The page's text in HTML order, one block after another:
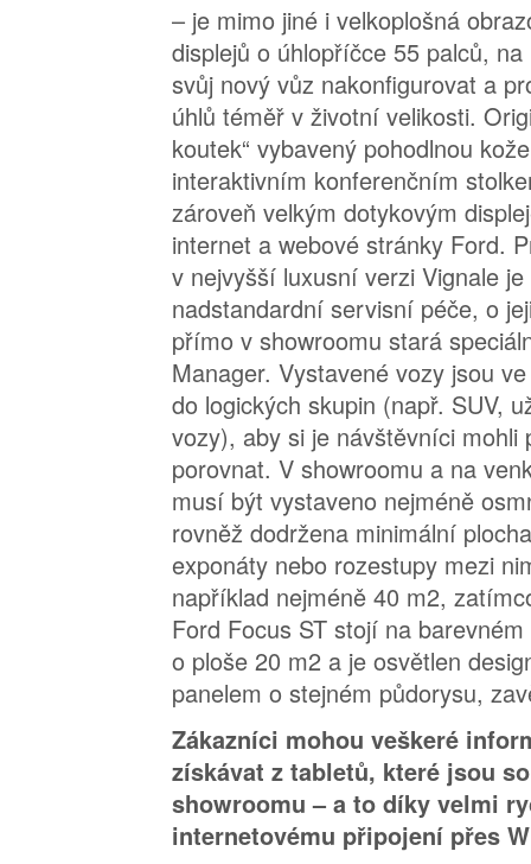
– je mimo jiné i velkoplošná
displejů o úhlopříčce 55 palců,
svůj nový vůz nakonfigurovat a
úhlů téměř v životní velikosti.
koutek“ vybavený pohodlnou
interaktivním konferenčním
zároveň velkým dotykovým
internet a webové stránky Ford.
v nejvyšší luxusní verzi Vignale
nadstandardní servisní péče, o
přímo v showroomu stará
Manager. Vystavené vozy jsou
do logických skupin (např. SUV,
vozy), aby si je návštěvníci
porovnat. V showroomu a na
musí být vystaveno nejméně
rovněž dodržena minimální
exponáty nebo rozestupy mezi
například nejméně 40 m2,
Ford Focus ST stojí na
o ploše 20 m2 a je osvětlen
panelem o stejném půdorysu,
Zákazníci mohou veškeré
získávat z tabletů, které jsou
showroomu – a to díky velmi
internetovému připojení přes